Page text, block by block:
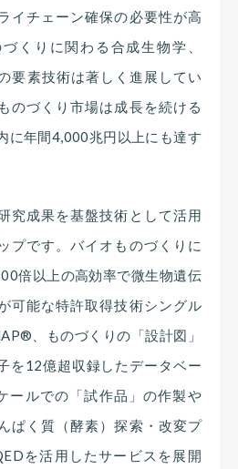
イチェーン確保の必要性が高
くりに関わる合成生物学、
要素技術は著しく進展してい
のづくり市場は成長を続ける
に年間4,000兆円以上にも達す
究成果を基盤技術として活用
プです。バイオものづくりに
倍以上の高効率で微生物遺伝
可能な特許取得技術シングル
、ものづくりの「設計図」
を12億超収録したデータベー
ールでの「試作品」の作製や
ぱく質（酵素）探索・改変プ
を活用したサービスを展開